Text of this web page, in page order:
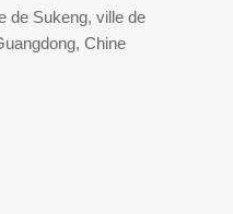
de Sukeng, ville de
Chine